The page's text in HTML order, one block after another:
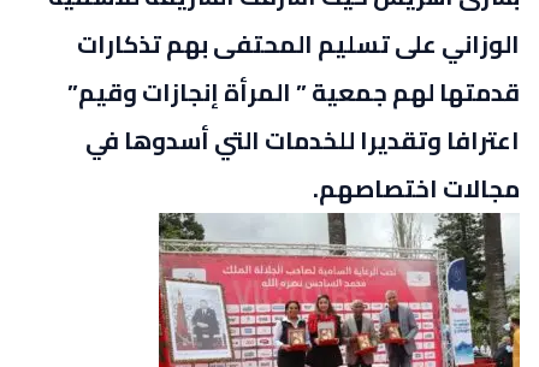
الوزاني على تسليم المحتفى بهم تذكارات
قدمتها لهم جمعية ” المرأة إنجازات وقيم”
اعترافا وتقديرا للخدمات التي أسدوها في
مجالات اختصاصهم.